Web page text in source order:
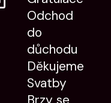
Odchod
do
důchodu
Děkujeme
Svatby